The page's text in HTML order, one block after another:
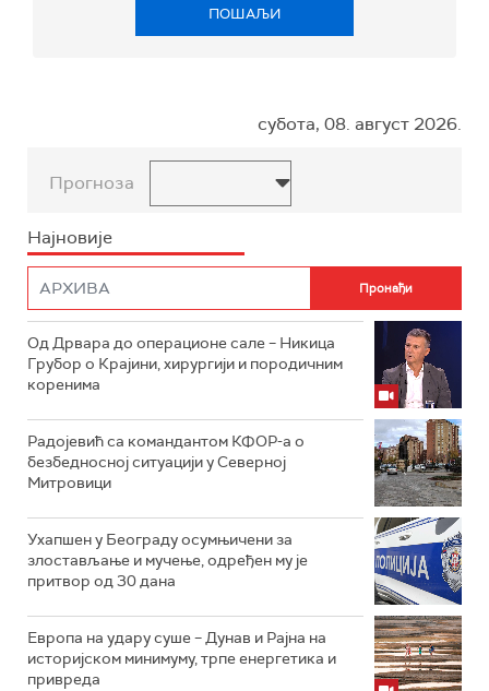
ПОШАЉИ
субота, 08. август 2026.
Прогноза
Најновије
Од Дрвара до операционе сале – Никица
Грубор о Крајини, хирургији и породичним
коренима
Радојевић са командантом КФОР-а о
безбедносној ситуацији у Северној
Митровици
Ухапшен у Београду осумњичени за
злостављање и мучење, одређен му је
притвор од 30 дана
Европа на удару суше – Дунав и Рајна на
историјском минимуму, трпе енергетика и
привреда